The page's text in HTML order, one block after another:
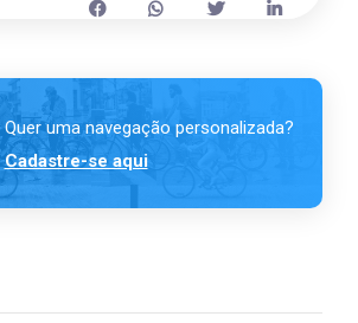
Quer uma navegação personalizada?
Cadastre-se aqui